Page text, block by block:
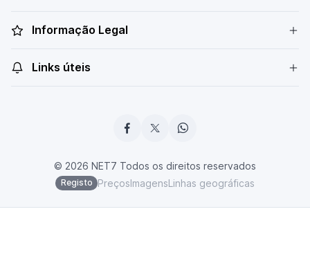
Informação Legal
Links úteis
© 2026 NET7 Todos os direitos reservados
Registo PreçosImagensLinhas geográficas